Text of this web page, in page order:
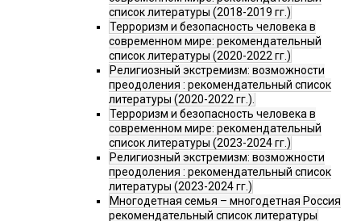
список литературы (2018-2019 гг.)
Терроризм и безопасность человека в
современном мире: рекомендательный
список литературы (2020-2022 гг.)
Религиозный экстремизм: возможности
преодоления : рекомендательный список
литературы (2020-2022 гг.).
Терроризм и безопасность человека в
современном мире: рекомендательный
список литературы (2023-2024 гг.)
Религиозный экстремизм: возможности
преодоления : рекомендательный список
литературы (2023-2024 гг.)
Многодетная семья – многодетная Россия
рекомендательный список литературы